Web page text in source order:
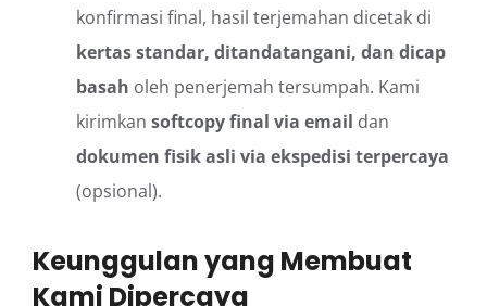
konfirmasi final, hasil terjemahan dicetak di
kertas standar, ditandatangani, dan dicap
basah oleh penerjemah tersumpah. Kami
kirimkan softcopy final via email dan
dokumen fisik asli via ekspedisi terpercaya
(opsional).
Keunggulan yang Membuat
Kami Dipercaya